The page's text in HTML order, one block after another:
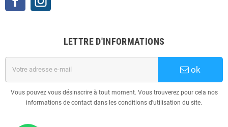
LETTRE D'INFORMATIONS
ok
Vous pouvez vous désinscrire à tout moment. Vous trouverez pour cela nos
informations de contact dans les conditions d'utilisation du site.